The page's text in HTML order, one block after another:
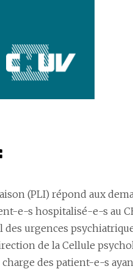
(PLI) répond aux
e-s hospitalisé-e-s au
des urgences
de la Cellule
des patient-e-s